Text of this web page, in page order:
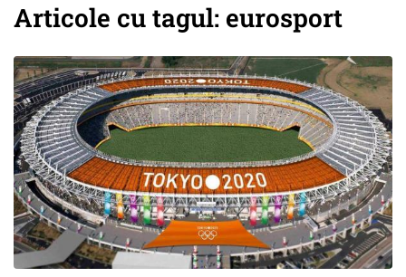
Articole cu tagul: eurosport